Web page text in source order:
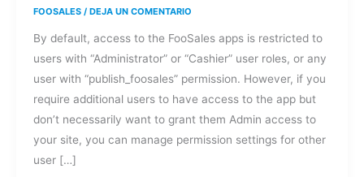
FOOSALES / DEJA UN COMENTARIO
By default, access to the FooSales apps is restricted to
users with “Administrator” or “Cashier” user roles, or any
user with “publish_foosales” permission. However, if you
require additional users to have access to the app but
don’t necessarily want to grant them Admin access to
your site, you can manage permission settings for other
user […]
necesito
para
conectarme
a
FooSales?